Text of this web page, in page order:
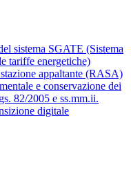
sistema SGATE (Sistema
tariffe energetiche)
appaltante (RASA)
e conservazione dei
82/2005 e ss.mm.ii.
digitale